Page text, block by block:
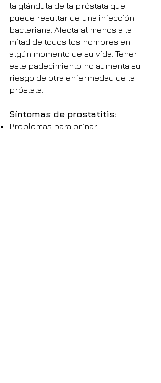
la glándula de la próstata que
puede resultar de una infección
bacteriana. Afecta al menos a la
mitad de todos los hombres en
algún momento de su vida. Tener
este padecimiento no aumenta su
riesgo de otra enfermedad de la
próstata.
Síntomas de prostatitis:
Problemas para orinar